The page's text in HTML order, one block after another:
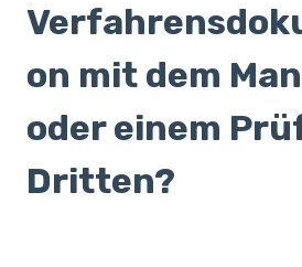
on mit dem
oder einem
Dritten?